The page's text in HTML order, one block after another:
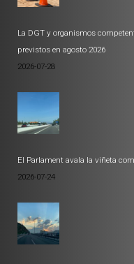
La DGT y organismos
previstos en agosto 2026
2026-07-28
El Parlament avala la viñeta
2026-07-24